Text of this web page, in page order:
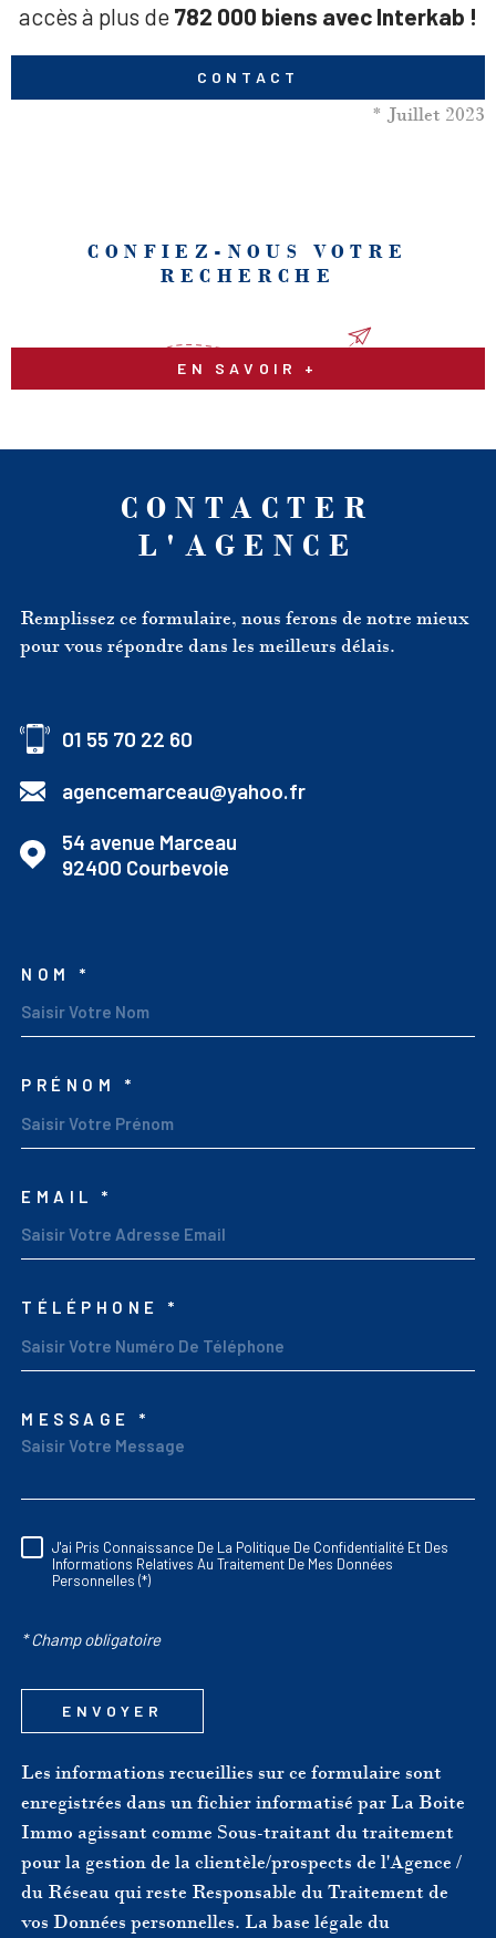
accès à plus de 782 000 biens avec Interkab !
CONTACT
* Juillet 2023
CONFIEZ-NOUS VOTRE
RECHERCHE
EN SAVOIR +
CONTACTER
L'AGENCE
Remplissez ce formulaire, nous ferons de notre mieux
pour vous répondre dans les meilleurs délais.
01 55 70 22 60
agencemarceau@yahoo.fr
54 avenue Marceau
92400
Courbevoie
NOM *
PRÉNOM *
EMAIL *
TÉLÉPHONE *
MESSAGE *
RÈGLEMENTATION
J'ai Pris Connaissance De La Politique De Confidentialité Et Des
Informations Relatives Au Traitement De Mes Données
Personnelles (*)
* Champ obligatoire
ENVOYER
Les informations recueillies sur ce formulaire sont
enregistrées dans un fichier informatisé par La Boite
Immo agissant comme Sous-traitant du traitement
pour la gestion de la clientèle/prospects de l'Agence /
du Réseau qui reste Responsable du Traitement de
vos Données personnelles. La base légale du